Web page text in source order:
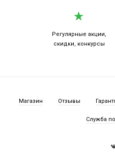
Регулярные акции,
скидки, конкурсы
Магазин Отзывы
Служба